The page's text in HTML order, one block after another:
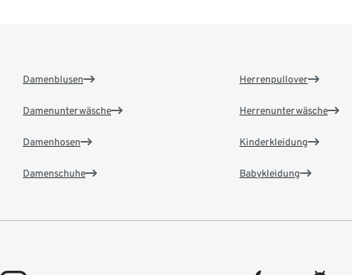
Damenblusen
Damenunterwäsche
Damenhosen
Damenschuhe
Herrenpullover
Herrenunterwäsche
Kinderkleidung
Babykleidung